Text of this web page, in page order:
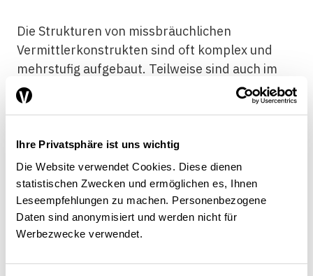
Ihre Privatsphäre ist uns wichtig
Die Website verwendet Cookies. Diese dienen
statistischen Zwecken und ermöglichen es, Ihnen
Leseempfehlungen zu machen. Personenbezogene
Daten sind anonymisiert und werden nicht für
Werbezwecke verwendet.
Die Strukturen von missbräuchlichen
Vermittlerkonstrukten sind oft komplex und
mehrstufig aufgebaut. Teilweise sind auch im
Ausland wohnhafte Personen beteiligt, was die
Untersuchungen noch komplizierter macht.
der Finma ist, dass genügend Anhaltspunkte
vorliegen, die zu den am Konstrukt beteiligten
Personen führen. So muss etwa anhand der
Geldflüsse (bezahlte Provisionen und andere
Entschädigungen) festgestellt werden können,
wer die Hauptverantwortung für die